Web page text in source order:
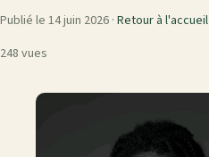
Publié le 14 juin 2026 · Retour à l'accueil
248 vues